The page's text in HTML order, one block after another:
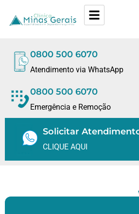
0800 500 6070
Atendimento via WhatsApp
0800 500 6070
Emergência e Remoção
Solicitar
CLIQUE AQUI